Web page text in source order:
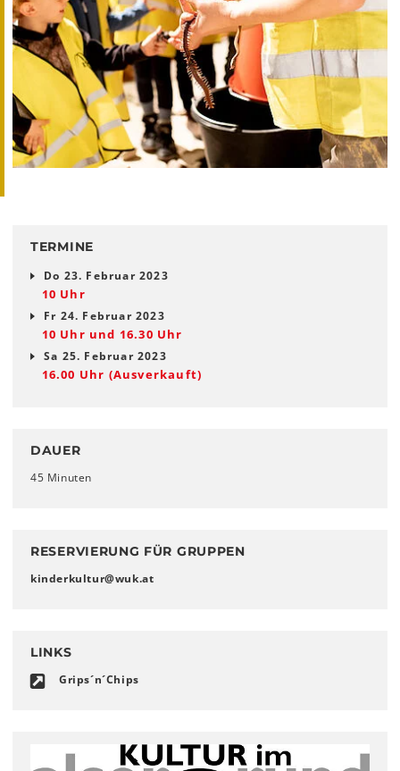
TERMINE
Do 23. Februar 2023
10 Uhr
Fr 24. Februar 2023
10 Uhr und 16.30 Uhr
Sa 25. Februar 2023
16.00 Uhr (Ausverkauft)
DAUER
45 Minuten
RESERVIERUNG FÜR GRUPPEN
kinderkultur@wuk.at
LINKS
Grips´n´Chips